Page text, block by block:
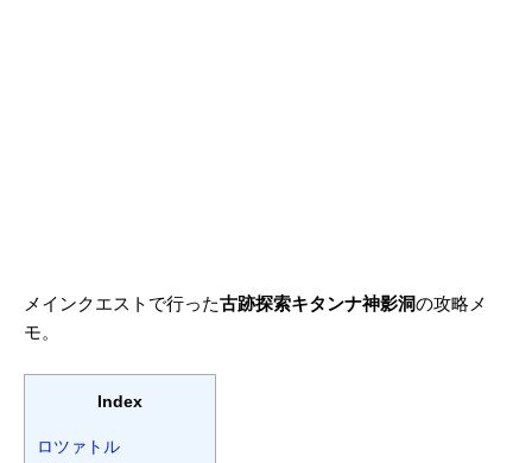
メインクエストで行った古跡探索キタンナ神影洞の攻略メ
モ。
Index
ロツァトル